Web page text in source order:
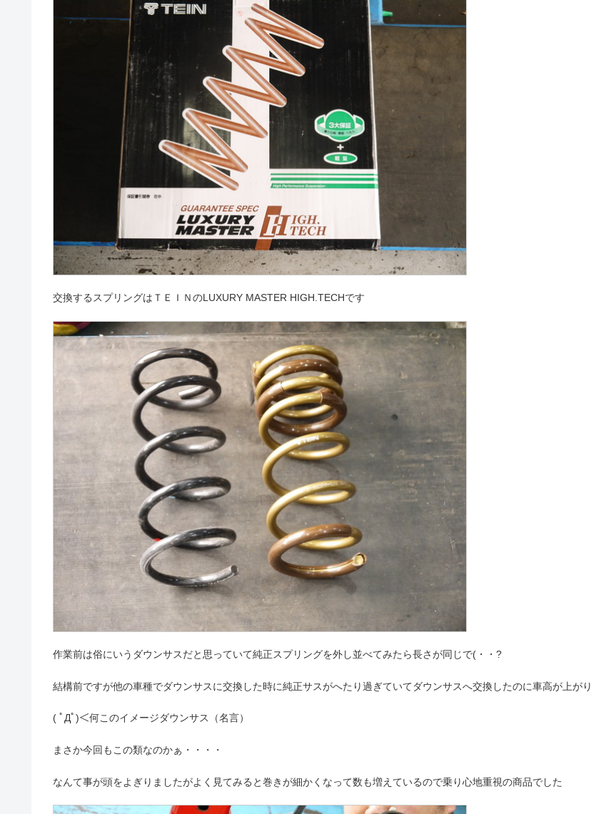
交換するスプリングはＴＥＩＮのLUXURY MASTER HIGH.TECHです
作業前は俗にいうダウンサスだと思っていて純正スプリングを外し並べてみたら長さが同じで(・・?
結構前ですが他の車種でダウンサスに交換した時に純正サスがへたり過ぎていてダウンサスへ交換したのに車高が上がり
( ﾟДﾟ)＜何このイメージダウンサス（名言）
まさか今回もこの類なのかぁ・・・・
なんて事が頭をよぎりましたがよく見てみると巻きが細かくなって数も増えているので乗り心地重視の商品でした